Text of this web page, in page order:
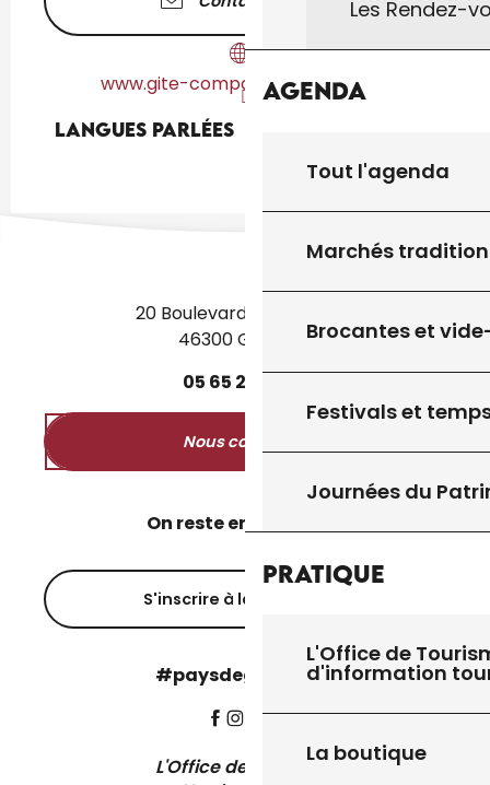
Les Rendez-
Agenda
Tout l'agenda
Marchés
Brocantes et
Festivals et
Journées du
Pratique
L'Office de
d'information
La boutique
www.gite-compassy-dordogne.fr
Langues parlées
Langues parlées
20 Boulevard des Martyrs
46300 Gourdon
05 65 27
Nous contacter
On reste en contact ?
S'inscrire à la newsletter
#paysdegourdon !
L'Office de Tourisme